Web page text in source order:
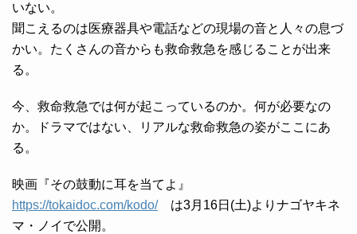
いない。
聞こえるのは医療器具や電話などの現場の音と人々の息づ
かい。たくさんの音からも救命救急を感じることが出来
る。
今、救命救急では何が起こっているのか。何が必要なの
か。ドラマではない、リアルな救命救急の姿がここにあ
る。
映画『その鼓動に耳を当てよ』
https://tokaidoc.com/kodo/は3月16日(土)よりナゴヤキネ
マ・ノイで公開。